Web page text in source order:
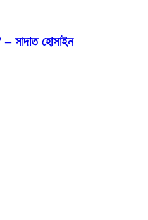
– সাদাত হোসাইন